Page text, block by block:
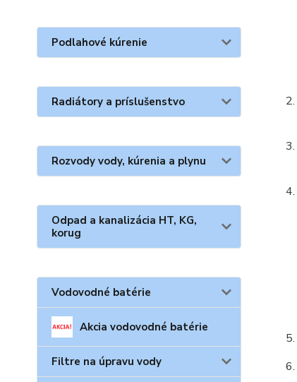
Podlahové kúrenie
Radiátory a príslušenstvo
Rozvody vody, kúrenia a plynu
Odpad a kanalizácia HT, KG,
korug
Vodovodné batérie
Akcia vodovodné batérie
Filtre na úpravu vody